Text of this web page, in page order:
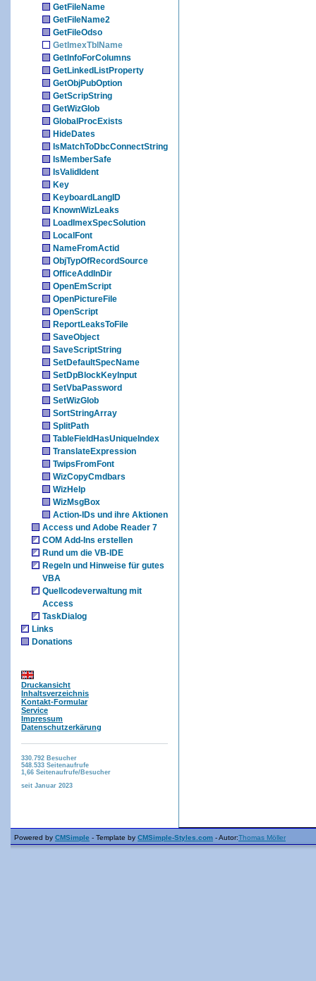
GetFileName
GetFileName2
GetFileOdso
GetImexTblName
GetInfoForColumns
GetLinkedListProperty
GetObjPubOption
GetScripString
GetWizGlob
GlobalProcExists
HideDates
IsMatchToDbcConnectString
IsMemberSafe
IsValidIdent
Key
KeyboardLangID
KnownWizLeaks
LoadImexSpecSolution
LocalFont
NameFromActid
ObjTypOfRecordSource
OfficeAddInDir
OpenEmScript
OpenPictureFile
OpenScript
ReportLeaksToFile
SaveObject
SaveScriptString
SetDefaultSpecName
SetDpBlockKeyInput
SetVbaPassword
SetWizGlob
SortStringArray
SplitPath
TableFieldHasUniqueIndex
TranslateExpression
TwipsFromFont
WizCopyCmdbars
WizHelp
WizMsgBox
Action-IDs und ihre Aktionen
Access und Adobe Reader 7
COM Add-Ins erstellen
Rund um die VB-IDE
Regeln und Hinweise für gutes
VBA
Quellcodeverwaltung mit
Access
TaskDialog
Links
Donations
Druckansicht
Inhaltsverzeichnis
Kontakt-Formular
Service
Impressum
Datenschutzerkärung
330.792 Besucher
548.533 Seitenaufrufe
1,66 Seitenaufrufe/Besucher
seit Januar 2023
Powered by CMSimple - Template by CMSimple-Styles.com - Autor:Thomas Möller